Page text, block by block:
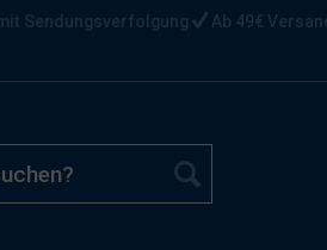
Sendungsverfolgung Ab 49€